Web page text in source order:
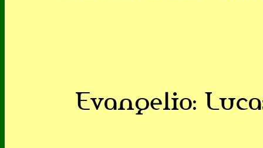
Evangelio: